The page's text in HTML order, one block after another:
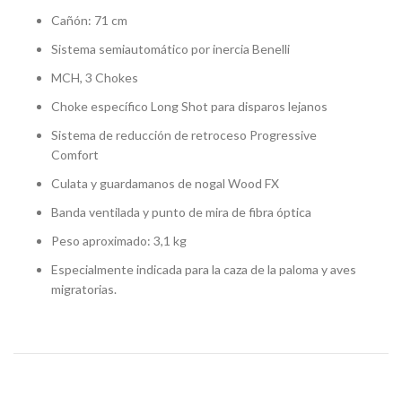
Cañón: 71 cm
Sistema semiautomático por inercia Benelli
MCH, 3 Chokes
Choke específico Long Shot para disparos lejanos
Sistema de reducción de retroceso Progressive
Comfort
Culata y guardamanos de nogal Wood FX
Banda ventilada y punto de mira de fibra óptica
Peso aproximado: 3,1 kg
Especialmente indicada para la caza de la paloma y aves
migratorias.